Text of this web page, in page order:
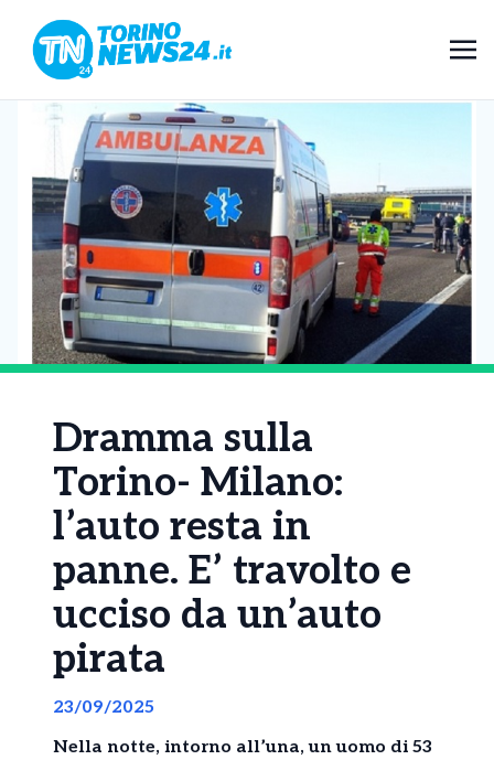
Dramma sulla
Torino- Milano:
l’auto resta in
panne. E’ travolto e
ucciso da un’auto
pirata
23/09/2025
Nella notte, intorno all’una, un uomo di 53